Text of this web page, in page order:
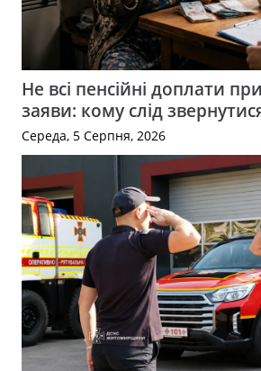
Не всі пенсійні доплати
заяви: кому слід
Середа, 5 Серпня, 2026